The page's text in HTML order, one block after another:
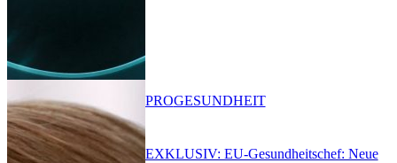
EXKLUSIV: EU-Gesundheitschef: Neue
PROGESUNDHEIT